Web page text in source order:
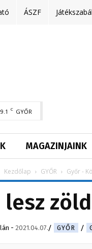
ÁSZF
C GYŐR
MAGAZINJAINK
Kezdőlap GYŐR Győr -
lesz
- 2021.04.07. GYŐR